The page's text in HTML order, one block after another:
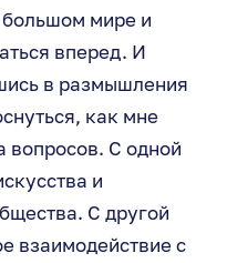
большом мире и
вперед. И
в размышления
как мне
вопросов. С одной
и
С другой
взаимодействие с